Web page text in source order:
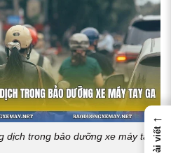
trong bảo dưỡng xe máy tay
←